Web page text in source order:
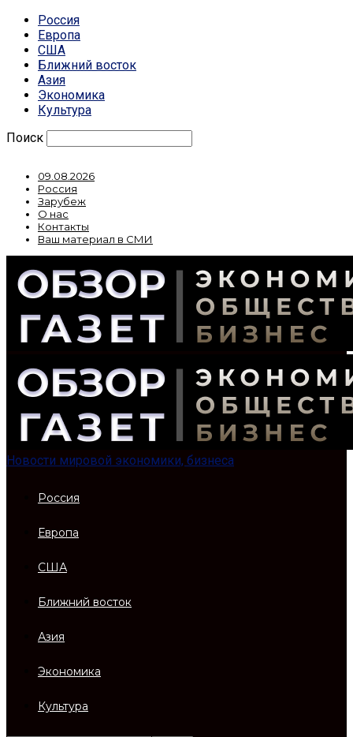
Россия
Европа
США
Ближний восток
Азия
Экономика
Культура
Поиск
09.08.2026
Россия
Зарубеж
О нас
Контакты
Ваш материал в СМИ
Новости мировой экономики, бизнеса
Россия
Европа
США
Ближний восток
Азия
Экономика
Культура